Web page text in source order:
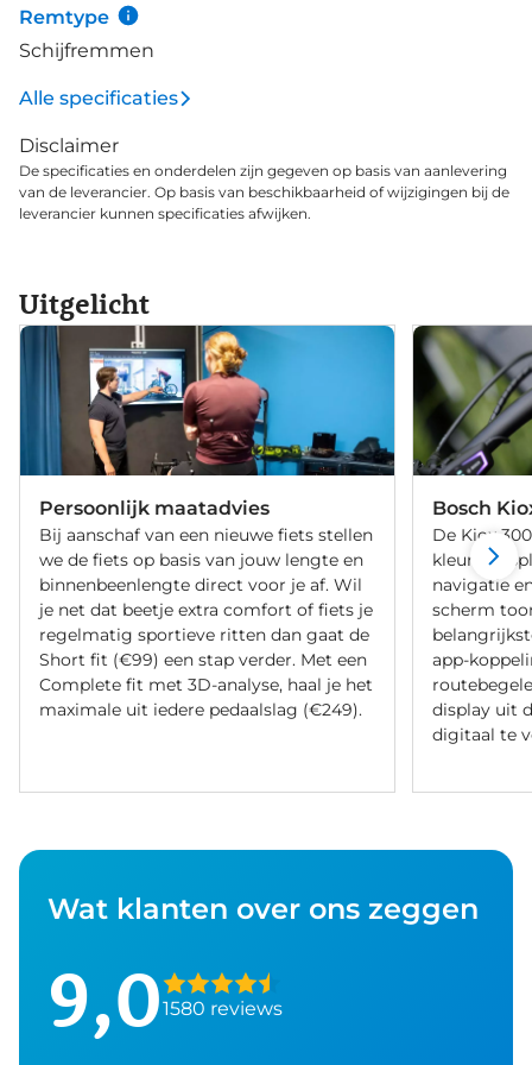
Remtype
Schijfremmen
Alle specificaties
Disclaimer
De specificaties en onderdelen zijn gegeven op basis van aanlevering
van de leverancier. Op basis van beschikbaarheid of wijzigingen bij de
leverancier kunnen specificaties afwijken.
Uitgelicht
Persoonlijk maatadvies
Bij aanschaf van een nieuwe fiets stellen
we de fiets op basis van jouw lengte en
binnenbeenlengte direct voor je af. Wil
je net dat beetje extra comfort of fiets je
regelmatig sportieve ritten dan gaat de
Short fit (€99) een stap verder. Met een
Complete fit met 3D-analyse, haal je het
maximale uit iedere pedaalslag (€249).
Bosch
De Kiox
navigatie
scherm
app-
display uit
digitaal te
Wat klanten over ons zeggen
9,01580 reviews